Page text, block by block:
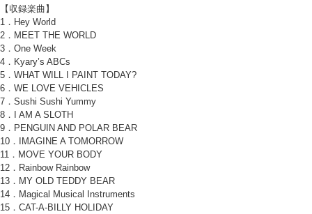
【収録楽曲】
1．Hey World
2．MEET THE WORLD
3．One Week
4．Kyary’s ABCs
5．WHAT WILL I PAINT TODAY?
6．WE LOVE VEHICLES
7．Sushi Sushi Yummy
8．I AM A SLOTH
9．PENGUIN AND POLAR BEAR
10．IMAGINE A TOMORROW
11．MOVE YOUR BODY
12．Rainbow Rainbow
13．MY OLD TEDDY BEAR
14．Magical Musical Instruments
15．CAT-A-BILLY HOLIDAY